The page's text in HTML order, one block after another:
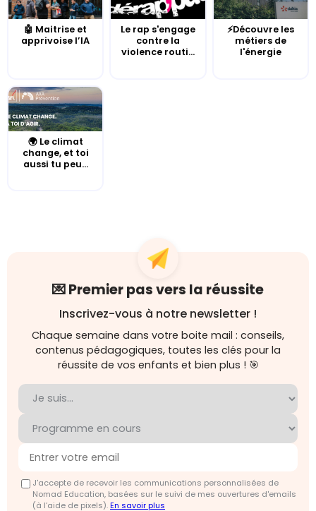
🤖 Maitrise et
apprivoise l’IA
Le rap s'engage
contre la
violence routi...
⚡Découvre les
métiers de
l'énergie
🌍 Le climat
change, et toi
aussi tu peu...
💌 Premier pas vers la réussite
Inscrivez-vous à notre newsletter !
Chaque semaine dans votre boite mail : conseils,
contenus pédagogiques, toutes les clés pour la
réussite de vos enfants et bien plus ! 🎯
J'accepte de recevoir les communications personnalisées de
Nomad Education, basées sur le suivi de mes ouvertures d'emails
(à l’aide de pixels).En savoir plus